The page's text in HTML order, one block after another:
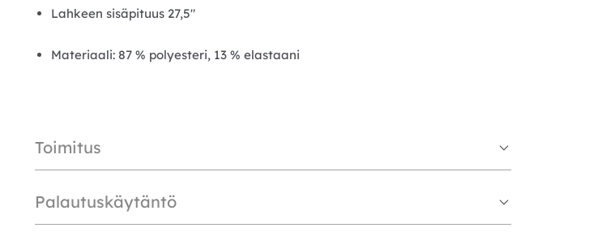
Lahkeen sisäpituus 27,5″
Materiaali: 87 % polyesteri, 13 % elastaani
Toimitus
Palautuskäytäntö